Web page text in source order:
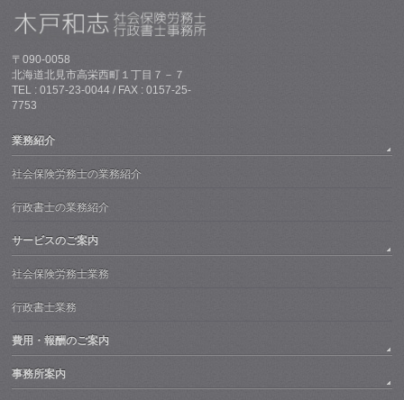
〒090-0058
北海道北見市高栄西町１丁目７－７
TEL : 0157-23-0044 / FAX : 0157-25-
7753
業務紹介
社会保険労務士の業務紹介
行政書士の業務紹介
サービスのご案内
社会保険労務士業務
行政書士業務
費用・報酬のご案内
事務所案内